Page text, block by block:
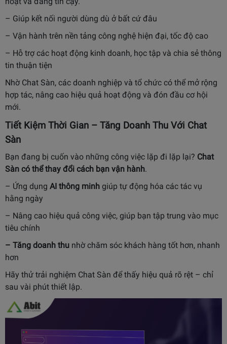
– Giúp kết nối người dùng dù ở bất cứ đâu
– Vận hành trên nền tảng công nghệ hiện đại, tốc độ cao
– Hỗ trợ các hoạt động kinh doanh, học tập và chia sẻ thông
tin thuận tiện
Nhờ Chat Sàn, các doanh nghiệp và tổ chức có thể mở rộng
hợp tác, nâng cao hiệu quả hoạt động và đón đầu cơ hội
mới.
Tiết Kiệm Thời Gian – Tăng Doanh Thu Với Chat
Sàn
Bạn đang bị cuốn vào những công việc lặp đi lặp lại? Chat
Sàn có thể thay đổi cách bạn vận hành.
– Ứng dụng AI thông minh giúp tự động hóa các tác vụ
hằng ngày
– Nâng cao hiệu quả công việc, giúp bạn tập trung vào mục
tiêu chính
– Tăng doanh thu nhờ chăm sóc khách hàng tốt hơn, nhanh
hơn
Hãy thử trải nghiệm Chat Sàn để thấy hiệu quả rõ rệt – chỉ
sau vài phút thiết lập.